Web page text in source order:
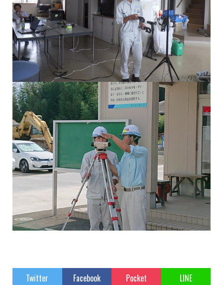
Twitter Facebook Pocket LINE